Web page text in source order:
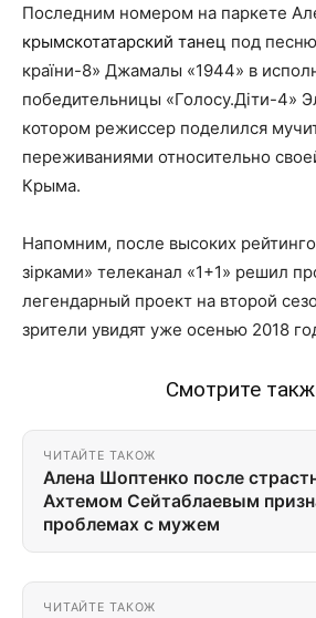
Последним номером на паркете
крымскотатарский танец под
країни-8» Джамалы «1944» в
победительницы «Голосу.Діти-4»
котором режиссер поделился
переживаниями относительно
Крыма.
Напомним, после высоких
зірками» телеканал «1+1» решил
легендарный проект на второй
зрители увидят уже осенью 2018
Смотрите
ЧИТАЙТЕ ТАКОЖ
Алена Шоптенко после
Ахтемом Сейтаблаевым
проблемах с мужем
ЧИТАЙТЕ ТАКОЖ